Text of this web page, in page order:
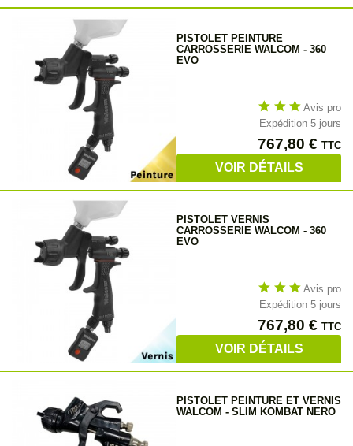
PISTOLET PEINTURE
CARROSSERIE WALCOM - 360
EVO
star star star Avis pro
Expédition 5 jours
Prix
767,80 € TTC
VOIR DÉTAILS
PISTOLET VERNIS
CARROSSERIE WALCOM - 360
EVO
star star star Avis pro
Expédition 5 jours
Prix
767,80 € TTC
VOIR DÉTAILS
PISTOLET PEINTURE ET VERNIS
WALCOM - SLIM KOMBAT NERO